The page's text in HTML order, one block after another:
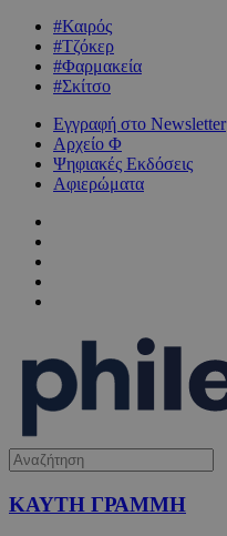
#Καιρός
#Τζόκερ
#Φαρμακεία
#Σκίτσο
Εγγραφή στο Newsletter
Αρχείο Φ
Ψηφιακές Εκδόσεις
Αφιερώματα
ΚΑΥΤΗ ΓΡΑΜΜΗ